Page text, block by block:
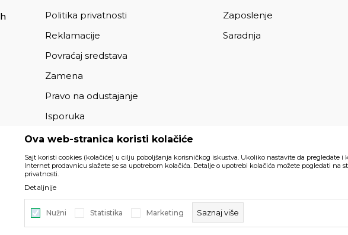
Politika privatnosti
Reklamacije
Povraćaj sredstava
Zamena
Pravo na odustajanje
Isporuka
Zaposlenje
Saradnja
su izmenama. Svi artikli prikazani na sajtu su
da su dostupni u svakom trenutku.
, IzradaNB SOFT
Ova web-stranica koristi kolačiće
Sajt koristi cookies (kolačiće) u cilju poboljšanja korisničkog iskustva. Ukoliko nastavite da pregledate i
Internet prodavnicu slažete se sa upotrebom kolačića. Detalje o upotrebi kolačića možete pogledati na
privatnosti.
Detaljnije
Nužni Statistika Marketing Saznaj više